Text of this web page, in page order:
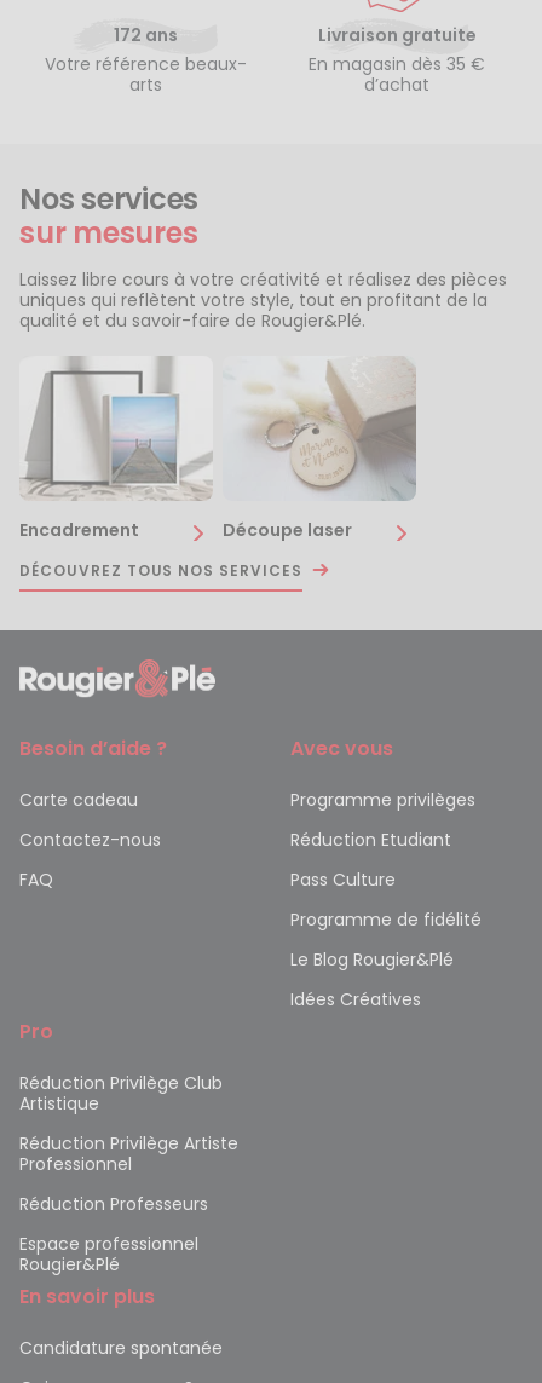
172 ans
Votre référence beaux-
arts
Livraison gratuite
En magasin dès 35 €
d’achat
Nos services
sur mesures
Laissez libre cours à votre créativité et réalisez des pièces
uniques qui reflètent votre style, tout en profitant de la
qualité et du savoir-faire de Rougier&Plé.
Encadrement Découpe laser
DÉCOUVREZ TOUS NOS SERVICES
Besoin d’aide ?
Carte cadeau
Contactez-nous
FAQ
Avec vous
Programme privilèges
Réduction Etudiant
Pass Culture
Programme de fidélité
Le Blog Rougier&Plé
Idées Créatives
Pro
Réduction Privilège Club
Artistique
Réduction Privilège Artiste
Professionnel
Réduction Professeurs
Espace professionnel
Rougier&Plé
En savoir plus
Candidature spontanée